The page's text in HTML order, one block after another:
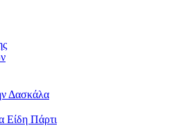
Δασκάλα
Είδη Πάρτι